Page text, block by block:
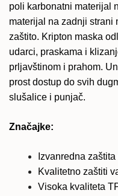
poli karbonatni materijal
materijal na zadnji strani
zaštito. Kripton maska
udarci, praskama i
prljavštinom i prahom.
prost dostup do svih
slušalice i punjač.
Značajke:
Izvanredna
Kvalitetno zaštiti
Visoka kvaliteta